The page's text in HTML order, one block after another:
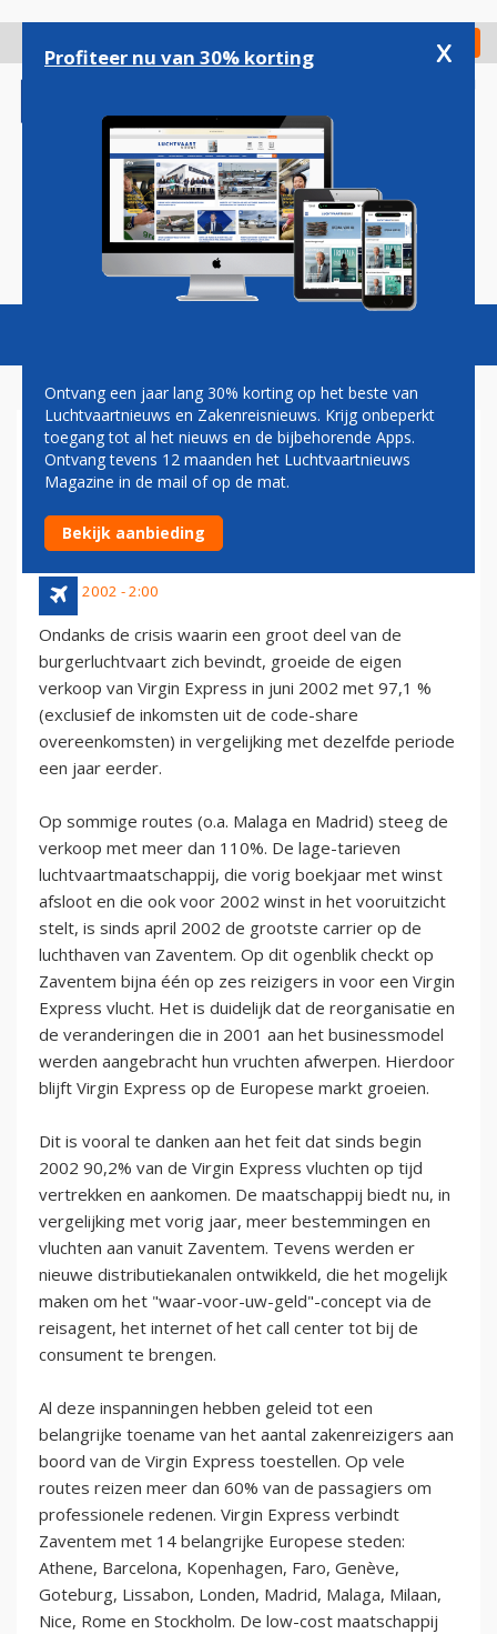
gaan
Check in
Magazine Podcasts Vacatures
INKOMSTEN VIRGIN EXPRESS
IN EEN JAAR TIJD
TOEGENOMEN MET 97%
22 juli 2002 - 2:00
Ondanks de crisis waarin een groot deel van de
burgerluchtvaart zich bevindt, groeide de eigen
verkoop van Virgin Express in juni 2002 met 97,1 %
(exclusief de inkomsten uit de code-share
overeenkomsten) in vergelijking met dezelfde periode
een jaar eerder.
Op sommige routes (o.a. Malaga en Madrid) steeg de
verkoop met meer dan 110%. De lage-tarieven
luchtvaartmaatschappij, die vorig boekjaar met winst
afsloot en die ook voor 2002 winst in het vooruitzicht
stelt, is sinds april 2002 de grootste carrier op de
luchthaven van Zaventem. Op dit ogenblik checkt op
Zaventem bijna één op zes reizigers in voor een Virgin
Express vlucht. Het is duidelijk dat de reorganisatie en
de veranderingen die in 2001 aan het businessmodel
werden aangebracht hun vruchten afwerpen. Hierdoor
blijft Virgin Express op de Europese markt groeien.
Dit is vooral te danken aan het feit dat sinds begin
2002 90,2% van de Virgin Express vluchten op tijd
vertrekken en aankomen. De maatschappij biedt nu, in
vergelijking met vorig jaar, meer bestemmingen en
vluchten aan vanuit Zaventem. Tevens werden er
nieuwe distributiekanalen ontwikkeld, die het mogelijk
maken om het "waar-voor-uw-geld"-concept via de
reisagent, het internet of het call center tot bij de
consument te brengen.
Al deze inspanningen hebben geleid tot een
belangrijke toename van het aantal zakenreizigers aan
boord van de Virgin Express toestellen. Op vele
routes reizen meer dan 60% van de passagiers om
professionele redenen. Virgin Express verbindt
Zaventem met 14 belangrijke Europese steden:
Athene, Barcelona, Kopenhagen, Faro, Genève,
Goteburg, Lissabon, Londen, Madrid, Malaga, Milaan,
Nice, Rome en Stockholm. De low-cost maatschappij
Profiteer nu van 30% korting x
Ontvang een jaar lang 30% korting op het beste van
Luchtvaartnieuws en Zakenreisnieuws. Krijg onbeperkt
toegang tot al het nieuws en de bijbehorende Apps.
Ontvang tevens 12 maanden het Luchtvaartnieuws
Magazine in de mail of op de mat.
Bekijk aanbieding